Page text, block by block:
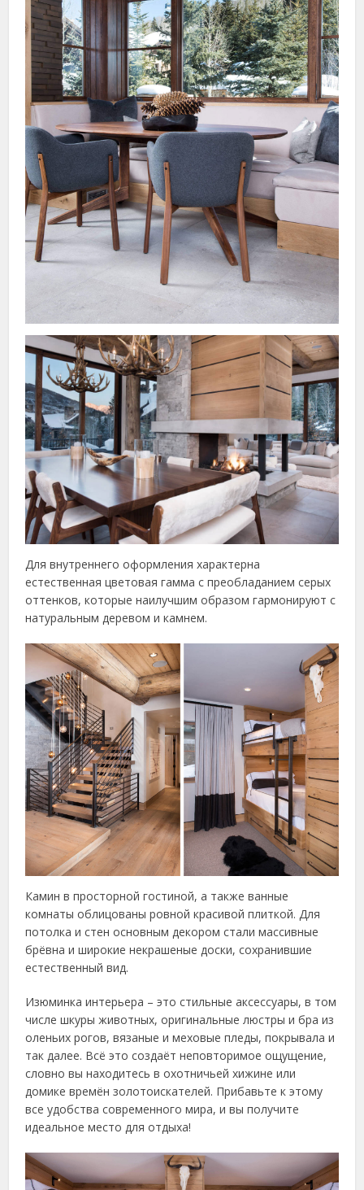
Для внутреннего оформления характерна
естественная цветовая гамма с преобладанием серых
оттенков, которые наилучшим образом гармонируют с
натуральным деревом и камнем.
Камин в просторной гостиной, а также ванные
комнаты облицованы ровной красивой плиткой. Для
потолка и стен основным декором стали массивные
брёвна и широкие некрашеные доски, сохранившие
естественный вид.
Изюминка интерьера – это стильные аксессуары, в том
числе шкуры животных, оригинальные люстры и бра из
оленьих рогов, вязаные и меховые пледы, покрывала и
так далее. Всё это создаёт неповторимое ощущение,
словно вы находитесь в охотничьей хижине или
домике времён золотоискателей. Прибавьте к этому
все удобства современного мира, и вы получите
идеальное место для отдыха!